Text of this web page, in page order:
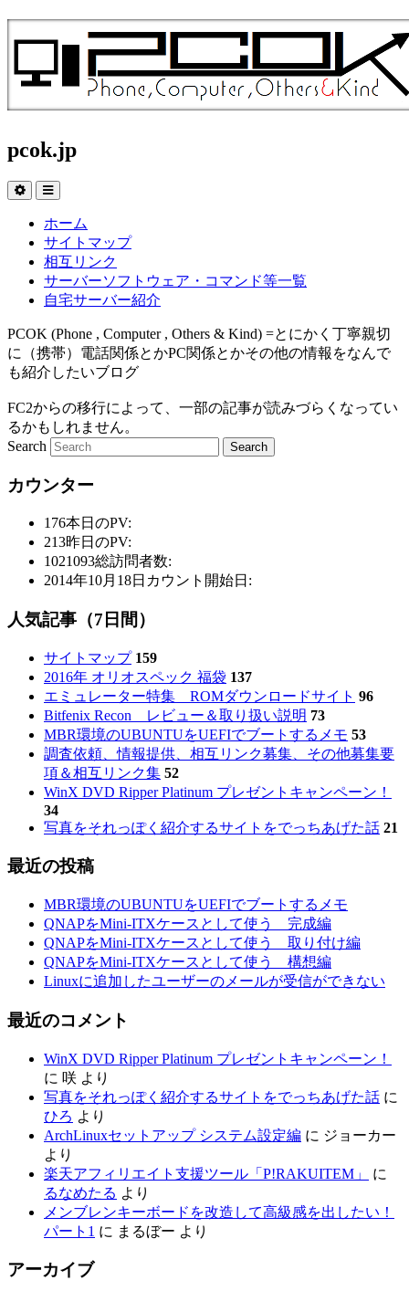
pcok.jp
ホーム
サイトマップ
相互リンク
サーバーソフトウェア・コマンド等一覧
自宅サーバー紹介
PCOK (Phone , Computer , Others & Kind) =とにかく丁寧親切
に（携帯）電話関係とかPC関係とかその他の情報をなんで
も紹介したいブログ
FC2からの移行によって、一部の記事が読みづらくなってい
るかもしれません。
Search
カウンター
176本日のPV:
213昨日のPV:
1021093総訪問者数:
2014年10月18日 カウント開始日:
人気記事（7日間）
サイトマップ 159
2016年 オリオスペック 福袋 137
エミュレーター特集 ROMダウンロードサイト 96
Bitfenix Recon レビュー＆取り扱い説明 73
MBR環境のUBUNTUをUEFIでブートするメモ 53
調査依頼、情報提供、相互リンク募集、その他募集要
項＆相互リンク集 52
WinX DVD Ripper Platinum プレゼントキャンペーン！
34
写真をそれっぽく紹介するサイトをでっちあげた話 21
最近の投稿
MBR環境のUBUNTUをUEFIでブートするメモ
QNAPをMini-ITXケースとして使う 完成編
QNAPをMini-ITXケースとして使う 取り付け編
QNAPをMini-ITXケースとして使う 構想編
Linuxに追加したユーザーのメールが受信ができない
最近のコメント
WinX DVD Ripper Platinum プレゼントキャンペーン！
に 咲 より
写真をそれっぽく紹介するサイトをでっちあげた話 に
ひろ より
ArchLinuxセットアップ システム設定編 に ジョーカー
より
楽天アフィリエイト支援ツール「P!RAKUITEM」
に
るなめたる より
メンブレンキーボードを改造して高級感を出したい！
パート1 に まるぼー より
アーカイブ